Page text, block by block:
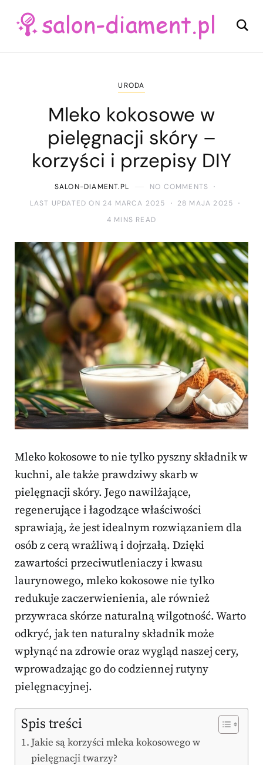
URODA
Mleko kokosowe w
pielęgnacji skóry –
korzyści i przepisy DIY
SALON-DIAMENT.PL
NO COMMENTS
LAST UPDATED ON 24 MARCA 2025
28 MAJA 2025
4 MINS READ
Mleko kokosowe to nie tylko pyszny składnik w
kuchni, ale także prawdziwy skarb w
pielęgnacji skóry. Jego nawilżające,
regenerujące i łagodzące właściwości
sprawiają, że jest idealnym rozwiązaniem dla
osób z cerą wrażliwą i dojrzałą. Dzięki
zawartości przeciwutleniaczy i kwasu
laurynowego, mleko kokosowe nie tylko
redukuje zaczerwienienia, ale również
przywraca skórze naturalną wilgotność. Warto
odkryć, jak ten naturalny składnik może
wpłynąć na zdrowie oraz wygląd naszej cery,
wprowadzając go do codziennej rutyny
pielęgnacyjnej.
Spis treści
Jakie są korzyści mleka kokosowego w
pielęgnacji twarzy?